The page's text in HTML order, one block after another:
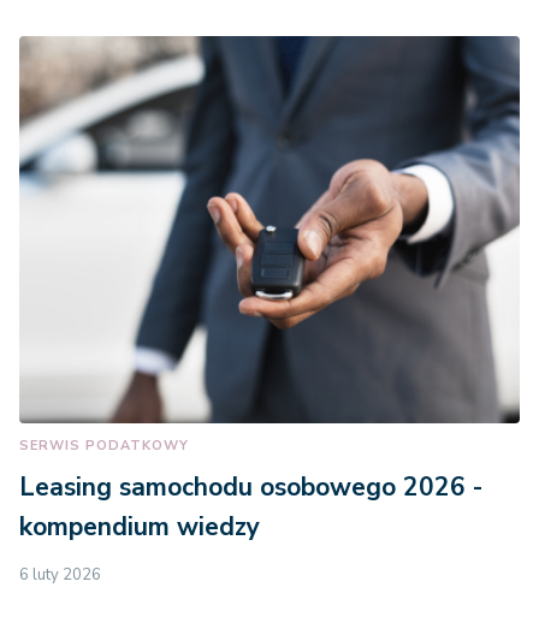
SERWIS PODATKOWY
Leasing samochodu osobowego 2026 -
kompendium wiedzy
6 luty 2026